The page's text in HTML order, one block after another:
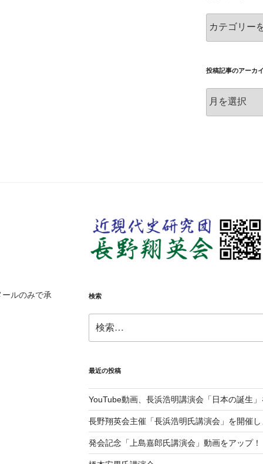
稿
ゴ
ー
投稿記事のアーカ
稿
ルのみで承
検索
索:
最近の投稿
YouTube動画、長浜浩明講演会「日本の誕生
長野翔英会主催「長浜浩明氏講演会」を開催
発会記念「上島嘉郎氏講演会」動画をアップ！